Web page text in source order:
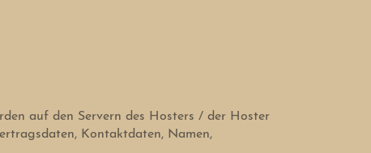
auf den Servern des Hosters / der Hoster
Kontaktdaten, Namen,